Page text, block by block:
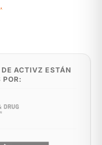
ACTIVZ ESTÁN
POR: